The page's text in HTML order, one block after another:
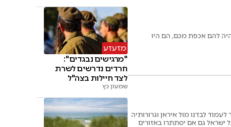
להם אכפת מכם, הם היו
לבדנו מול איראן וגרורותיה
ישראל גם אם יסתתרו באזורים
מזעזע
"מרגישים נבגדים":
חרדים נדרשים לשרת
לצד חיילות בצה"ל
שמעון כץ